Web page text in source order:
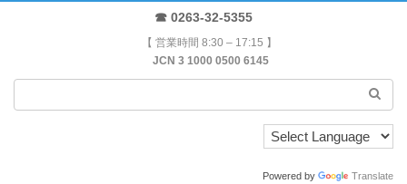
☎ 0263-32-5355
【 営業時間 8:30 – 17:15 】
JCN 3 1000 0500 6145
Powered by Translate